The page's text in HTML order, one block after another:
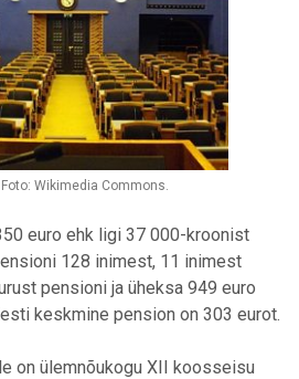
Wikimedia Commons.
euro ehk ligi 37 000-kroonist
128 inimest, 11 inimest
pensioni ja üheksa 949 euro
keskmine pension on 303 eurot.
on ülemnõukogu XII koosseisu